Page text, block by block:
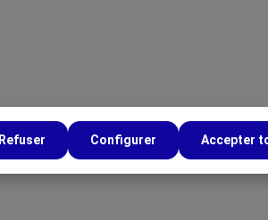
Refuser Configurer Accepter